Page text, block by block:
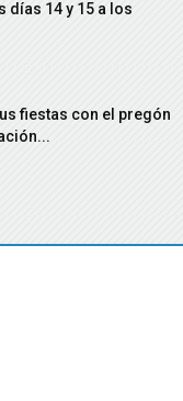
días 14 y 15 a los
fiestas con el pregón